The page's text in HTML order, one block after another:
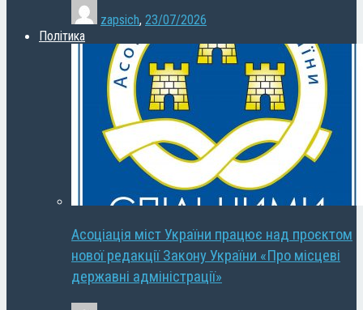
zapsich, 23/07/2026
Політика
Асоціація міст України працює над проєктом
нової редакції Закону України «Про місцеві
державні адміністрації»